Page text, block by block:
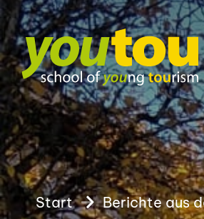
Start Berichte aus